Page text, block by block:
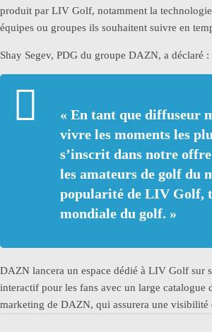
produit par LIV Golf, notamment la
équipes ou groupes ils souhaitent suivre en
Shay Segev, PDG du groupe DAZN, a déclaré :
« En tant que diffuseur
vivre les moments les
s’inscrit dans notre
les amateurs de golf du
popularité de LIV Golf,
mondiale du golf. »
DAZN lancera un espace dédié à LIV Golf sur
interactif pour les fans avec un large catalogue
marketing de DAZN, qui assurera une visibilité